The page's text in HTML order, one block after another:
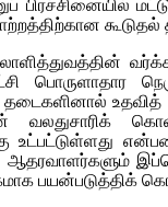
பிரச்சினையில்
கூடுதல்
பொருளாதார
தடைகளினால்
உட்பட்டுள்ளது
ஆதரவாளர்களும்
பயன்படுத்திக்